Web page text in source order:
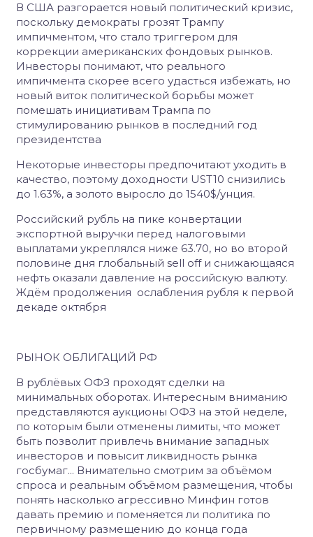
В США разгорается новый политический кризис,
поскольку демократы грозят Трампу
импичментом, что стало триггером для
коррекции американских фондовых рынков.
Инвесторы понимают, что реального
импичмента скорее всего удасться избежать, но
новый виток политической борьбы может
помешать инициативам Трампа по
стимулированию рынков в последний год
президентства
Некоторые инвесторы предпочитают уходить в
качество, поэтому доходности UST10 снизились
до 1.63%, а золото выросло до 1540$/унция.
Российский рубль на пике конвертации
экспортной выручки перед налоговыми
выплатами укреплялся ниже 63.70, но во второй
половине дня глобальный sell off и снижающаяся
нефть оказали давление на российскую валюту.
Ждём продолжения ослабления рубля к первой
декаде октября
РЫНОК ОБЛИГАЦИЙ РФ
В рублёвых ОФЗ проходят сделки на
минимальных оборотах. Интересным вниманию
представляются аукционы ОФЗ на этой неделе,
по которым были отменены лимиты, что может
быть позволит привлечь внимание западных
инвесторов и повысит ликвидность рынка
госбумаг... Внимательно смотрим за объёмом
спроса и реальным объёмом размещения, чтобы
понять насколько агрессивно Минфин готов
давать премию и поменяется ли политика по
первичному размещению до конца года